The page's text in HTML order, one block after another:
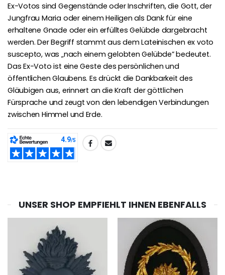
Ex-Votos sind Gegenstände oder Inschriften, die Gott, der
Jungfrau Maria oder einem Heiligen als Dank für eine
erhaltene Gnade oder ein erfülltes Gelübde dargebracht
werden. Der Begriff stammt aus dem Lateinischen ex voto
suscepto, was „nach einem gelobten Gelübde” bedeutet.
Das Ex-Voto ist eine Geste des persönlichen und
öffentlichen Glaubens. Es drückt die Dankbarkeit des
Gläubigen aus, erinnert an die Kraft der göttlichen
Fürsprache und zeugt von den lebendigen Verbindungen
zwischen Himmel und Erde.
TEILEN:
UNSER SHOP EMPFIEHLT IHNEN EBENFALLS